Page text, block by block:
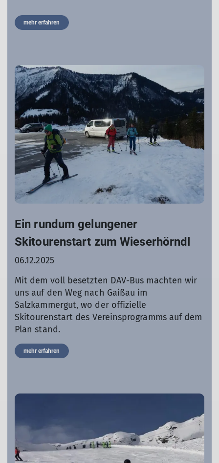
mehr erfahren
Ein rundum gelungener
Skitourenstart zum Wieserhörndl
06.12.2025
Mit dem voll besetzten DAV-Bus machten wir
uns auf den Weg nach Gaißau im
Salzkammergut, wo der offizielle
Skitourenstart des Vereinsprogramms auf dem
Plan stand.
mehr erfahren